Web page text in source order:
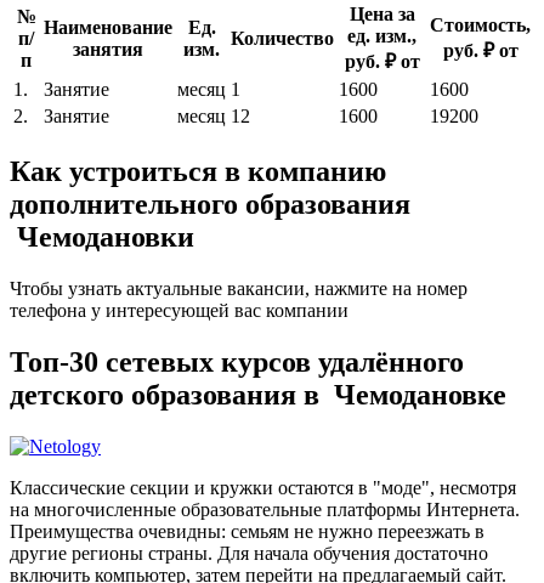
№
п/
п
Наименование
занятия
Ед.
изм.
Количество
Цена за
ед. изм.,
руб. ₽ от
Стоимость,
руб. ₽ от
1.
Занятие месяц 1 1600
1600
2.
Занятие месяц 12 1600 19200
Как устроиться в компанию
дополнительного образования
Чемодановки
Чтобы узнать актуальные вакансии, нажмите на номер
телефона у интересующей вас компании
Топ-30 сетевых курсов удалённого
детского образования в Чемодановке
Классические секции и кружки остаются в "моде", несмотря
на многочисленные образовательные платформы Интернета.
Преимущества очевидны: семьям не нужно переезжать в
другие регионы страны. Для начала обучения достаточно
включить компьютер, затем перейти на предлагаемый сайт.